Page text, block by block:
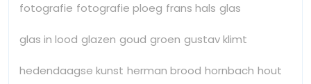
fotografie fotografie ploeg frans hals glas
glas in lood glazen goud groen gustav klimt
hedendaagse kunst herman brood hornbach hout